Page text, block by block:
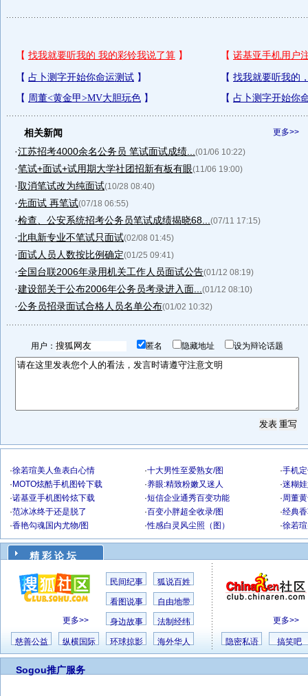
更多>>
相关新闻
·江苏招考4000余名公务员 笔试面试成绩... (01/06 10:22)
·笔试+面试+试用期大学社团招新有板有眼(11/06 19:00)
·取消笔试改为纯面试(10/28 08:40)
·先面试 再笔试(07/18 06:55)
·检查、公安系统招考公务员笔试成绩揭晓68... (07/11 17:15)
·北电新专业不笔试只面试(02/08 01:45)
·面试人员人数按比例确定(01/25 09:41)
·全国台联2006年录用机关工作人员面试公告(01/12 08:19)
·建设部关于公布2006年公务员考录进入面... (01/12 08:10)
·公务员招录面试合格人员名单公布(01/02 10:32)
用户： 匿名 隐藏地址 设为辩论话题
·徐若瑄美人鱼表白心情
· MOTO炫酷手机图铃下载
·诺基亚手机图铃炫下载
·范冰冰终于还是脱了
·香艳勾魂国内尤物/图
·十大男性至爱熟女/图
·养眼:精致粉嫩又迷人
·短信企业通秀百变功能
·百变小胖超全收录/图
·性感白灵风尘照（图）
·手机
·迷糊
·周董
·经典
·徐若
精 彩 论 坛
更多>>
民间纪事 狐说百姓
看图说事 自由地带
身边故事 法制经纬
慈善公益 纵横国际 环球掠影 海外华人
更多>>
隐密私语 搞笑吧
Sogou推广服务